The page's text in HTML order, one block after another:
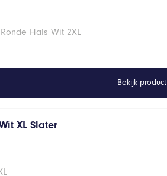
Hals Wit 2XL
Bekijk product
XL Slater